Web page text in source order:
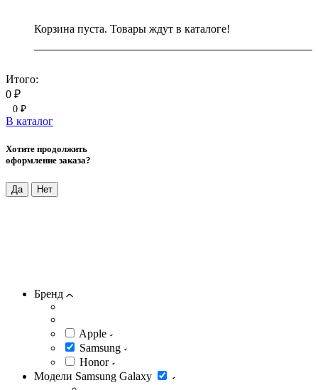
Корзина пуста. Товары ждут в каталоге!
Итого:
0 ₽
0 ₽
В каталог
Хотите продолжить
оформление заказа?
Да Нет
Бренд
Apple
Samsung
Honor
Модели Samsung Galaxy